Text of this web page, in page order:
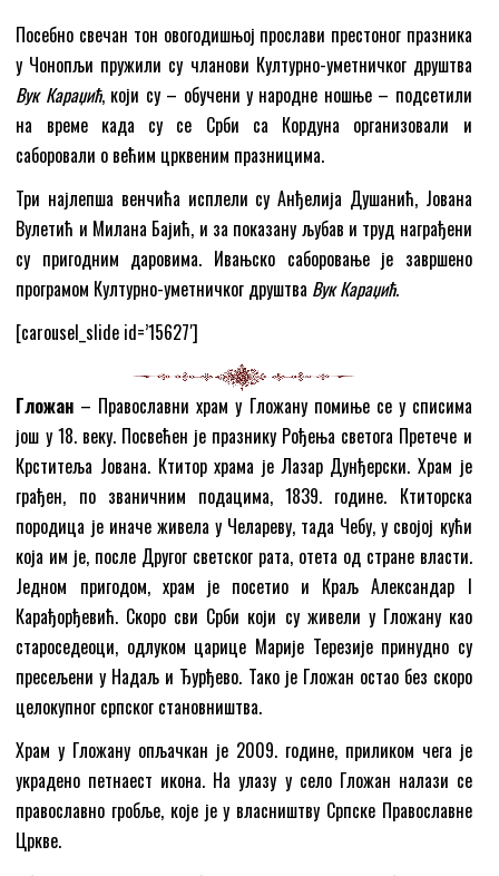
Посебно свечан тон овогодишњој прослави престоног празника
у Чонопљи пружили су чланови Културно-уметничког друштва
Вук Караџић, који су – обучени у народне ношње – подсетили
на време када су се Срби са Кордуна организовали и
саборовали о већим црквеним празницима.
Три најлепша венчића исплели су Анђелија Душанић, Јована
Вулетић и Милана Бајић, и за показану љубав и труд награђени
су пригодним даровима. Ивањско саборовање је завршено
програмом Културно-уметничког друштва Вук Караџић.
[carousel_slide id=’15627′]
Гложан – Православни храм у Гложану помиње се у списима
још у 18. веку. Посвећен је празнику Рођења светога Претече и
Крститеља Јована. Ктитор храма је Лазар Дунђерски. Храм је
грађен, по званичним подацима, 1839. године. Ктиторска
породица је иначе живела у Челареву, тада Чебу, у својој кући
која им је, после Другог светског рата, отета од стране власти.
Једном пригодом, храм је посетио и Краљ Александар I
Карађорђевић. Скоро сви Срби који су живели у Гложану као
староседеоци, одлуком царице Марије Терезије принудно су
пресељени у Надаљ и Ђурђево. Тако је Гложан остао без скоро
целокупног српског становништва.
Храм у Гложану опљачкан је 2009. године, приликом чега је
украдено петнаест икона. На улазу у село Гложан налази се
православно гробље, које је у власништву Српске Православне
Цркве.